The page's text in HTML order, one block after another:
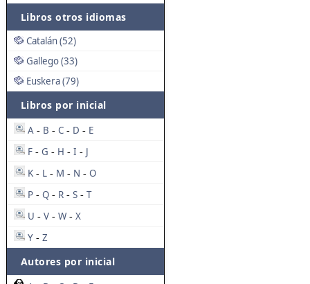
Libros otros idiomas
Catalán (52)
Gallego (33)
Euskera (79)
Libros por inicial
A - B - C - D - E
F - G - H - I - J
K - L - M - N - O
P - Q - R - S - T
U - V - W - X
Y - Z
Autores por inicial